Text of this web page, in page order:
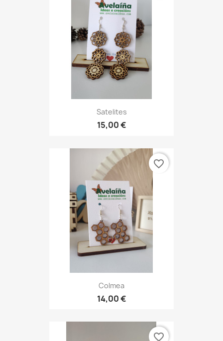
Satelites
15,00 €
Colmea
14,00 €
favorite_border
favorite_border